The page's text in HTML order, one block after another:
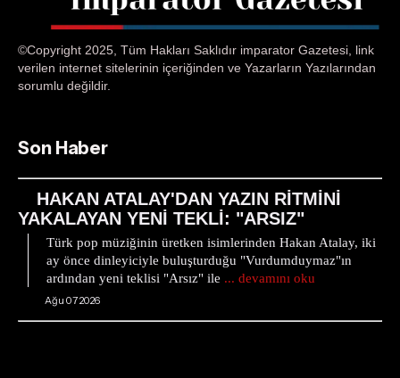
©Copyright 2025, Tüm Hakları Saklıdır imparator Gazetesi, link
verilen internet sitelerinin içeriğinden ve Yazarların Yazılarından
sorumlu değildir.
Son Haber
HAKAN ATALAY'DAN YAZIN RİTMİNİ
YAKALAYAN YENİ TEKLİ: "ARSIZ"
Türk pop müziğinin üretken isimlerinden Hakan Atalay, iki
ay önce dinleyiciyle buluşturduğu "Vurdumduymaz"ın
ardından yeni teklisi "Arsız" ile ... devamını oku
Ağu 07 2026